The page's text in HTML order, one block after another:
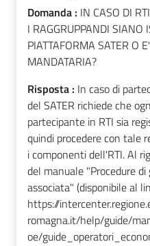
Domanda : IN CASO DI
I RAGGRUPPANDI SIANO
PIATTAFORMA SATER O
MANDATARIA?
Risposta : In caso di
del SATER richiede che
partecipante in RTI sia
quindi procedere con tale
i componenti dell'RTI. Al
del manuale "Procedure
associata" (disponibile al
https://
romagna.it/help/guide/
oe/